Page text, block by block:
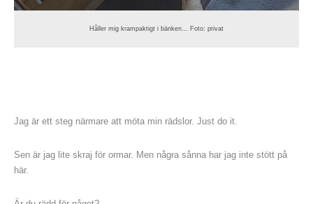
Håller mig krampaktigt i bänken… Foto: privat
Jag är ett steg närmare att möta min rädslor. Just do it.
Sen är jag lite skraj för ormar. Men några sånna har jag inte stött på
här.